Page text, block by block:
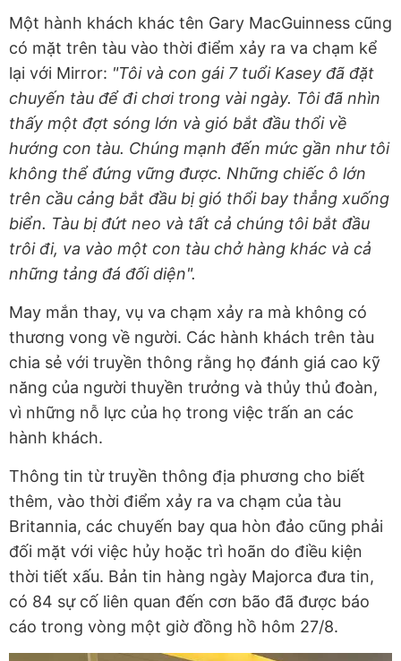
Một hành khách khác tên Gary MacGuinness cũng
có mặt trên tàu vào thời điểm xảy ra va chạm kể
lại với Mirror: "Tôi và con gái 7 tuổi Kasey đã đặt
chuyến tàu để đi chơi trong vài ngày. Tôi đã nhìn
thấy một đợt sóng lớn và gió bắt đầu thổi về
hướng con tàu. Chúng mạnh đến mức gần như tôi
không thể đứng vững được. Những chiếc ô lớn
trên cầu cảng bắt đầu bị gió thổi bay thẳng xuống
biển. Tàu bị đứt neo và tất cả chúng tôi bắt đầu
trôi đi, va vào một con tàu chở hàng khác và cả
những tảng đá đối diện".
May mắn thay, vụ va chạm xảy ra mà không có
thương vong về người. Các hành khách trên tàu
chia sẻ với truyền thông rằng họ đánh giá cao kỹ
năng của người thuyền trưởng và thủy thủ đoàn,
vì những nỗ lực của họ trong việc trấn an các
hành khách.
Thông tin từ truyền thông địa phương cho biết
thêm, vào thời điểm xảy ra va chạm của tàu
Britannia, các chuyến bay qua hòn đảo cũng phải
đối mặt với việc hủy hoặc trì hoãn do điều kiện
thời tiết xấu. Bản tin hàng ngày Majorca đưa tin,
có 84 sự cố liên quan đến cơn bão đã được báo
cáo trong vòng một giờ đồng hồ hôm 27/8.